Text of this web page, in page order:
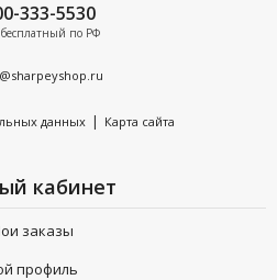
333-5530
бесплатный по РФ
данных | Карта сайта
кабинет
заказы
профиль